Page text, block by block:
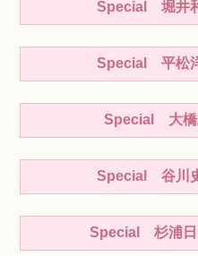
Special 堀井
Special 平松
Special 大橋
Special 谷川
Special 杉浦日